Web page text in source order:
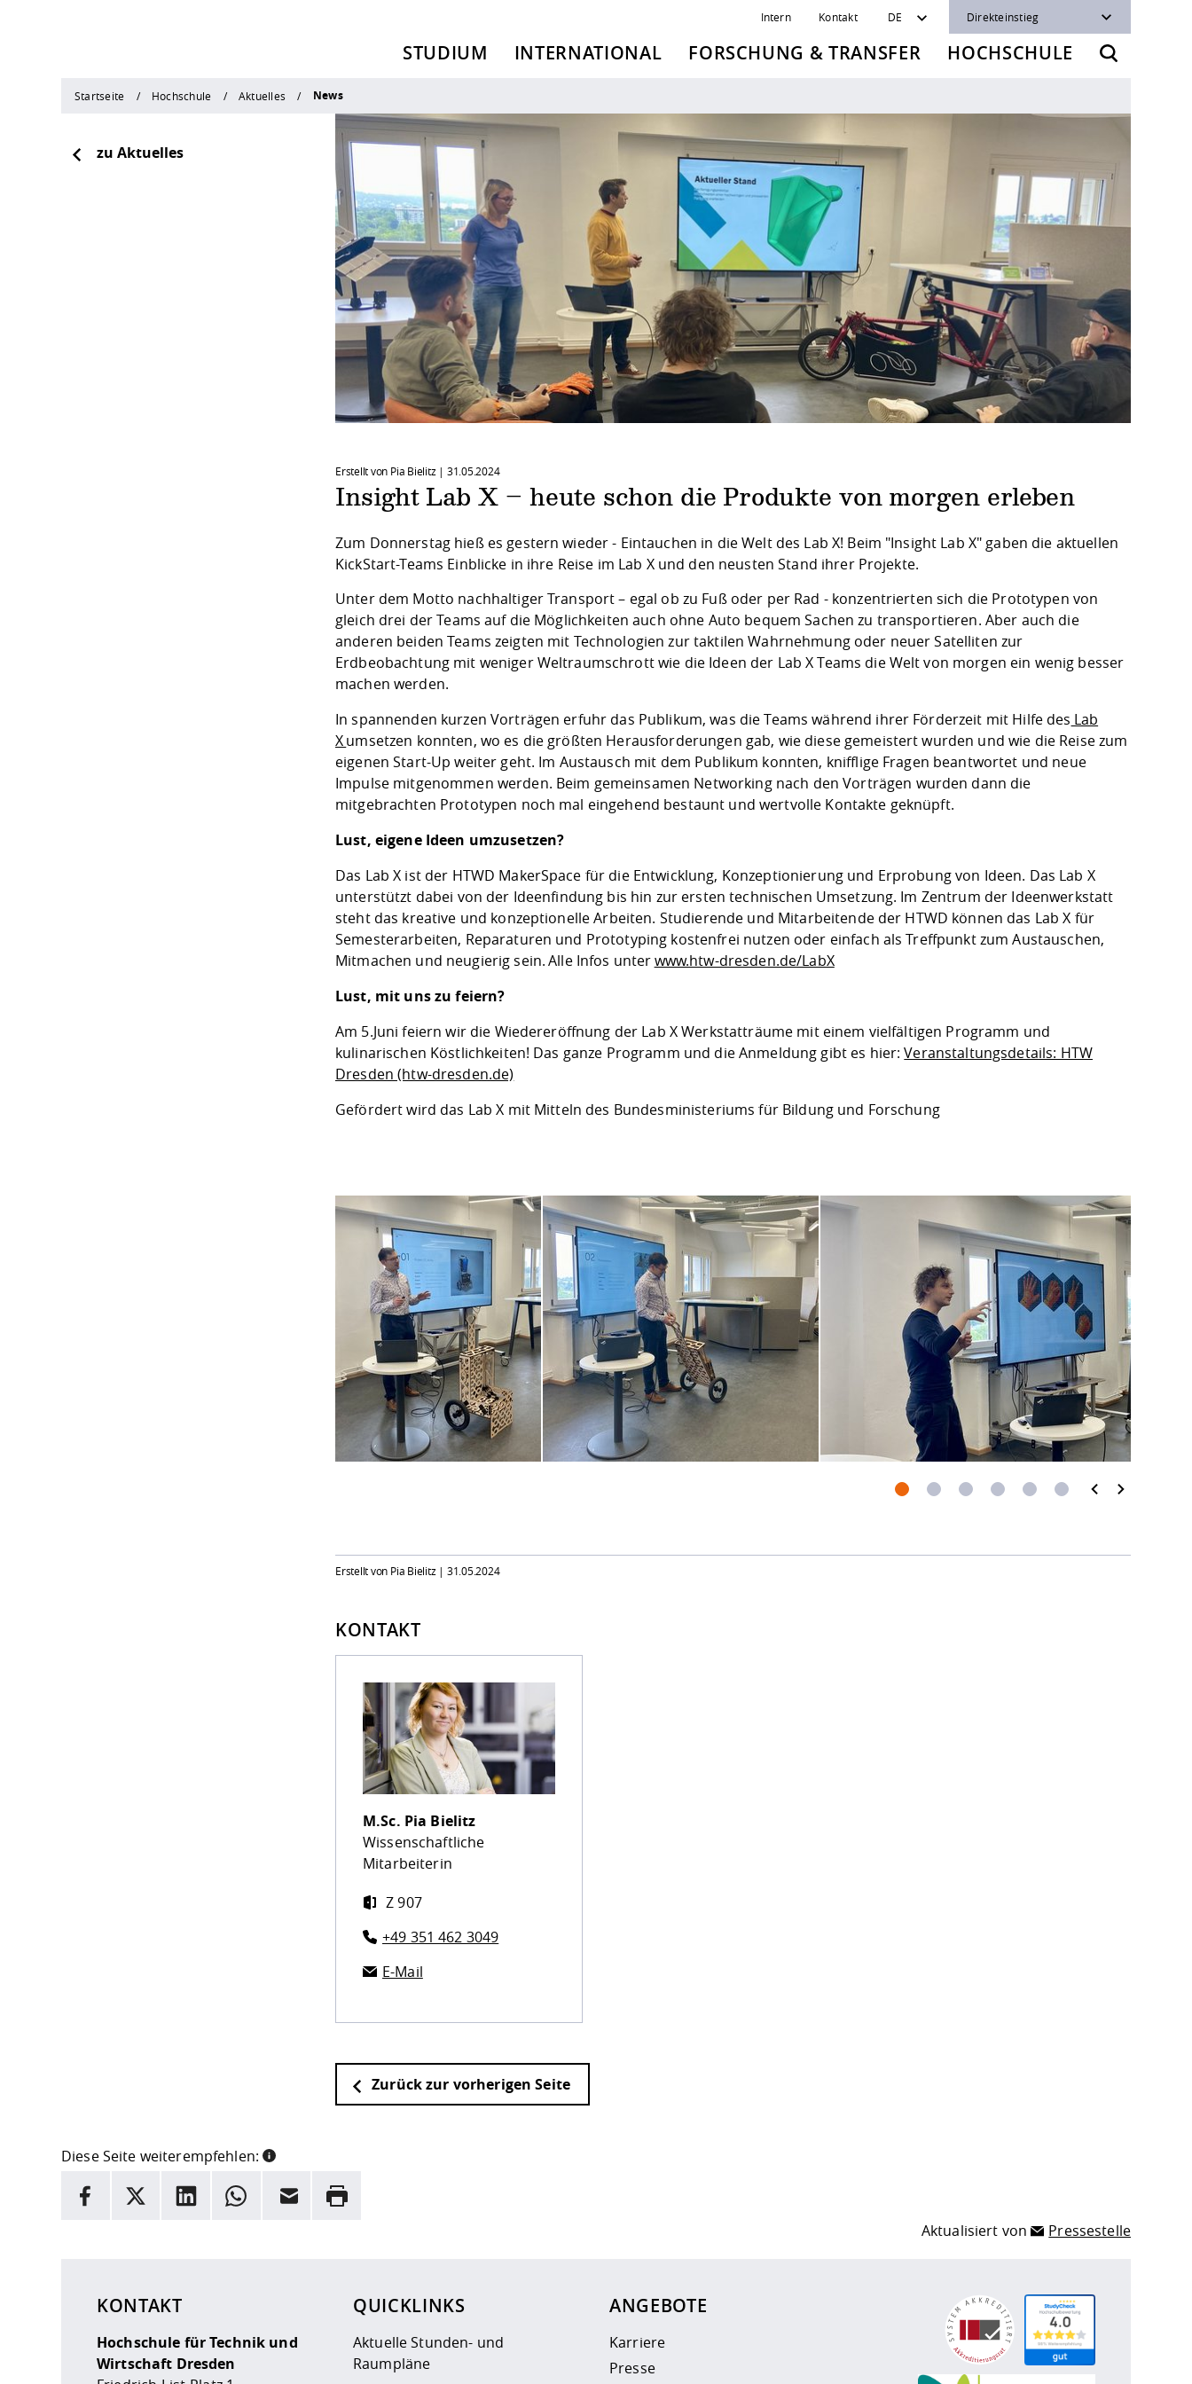
Intern Kontakt DE Direkteinstieg
STUDIUM INTERNATIONAL FORSCHUNG & TRANSFER HOCHSCHULE
Startseite Hochschule Aktuelles News
zu Aktuelles
Erstellt von Pia Bielitz | 31.05.2024
Insight Lab X – heute schon die Produkte von morgen erleben
Zum Donnerstag hieß es gestern wieder - Eintauchen in die Welt des Lab X! Beim "Insight Lab X" gaben die aktuellen
KickStart-Teams Einblicke in ihre Reise im Lab X und den neusten Stand ihrer Projekte.
Unter dem Motto nachhaltiger Transport – egal ob zu Fuß oder per Rad - konzentrierten sich die Prototypen von
gleich drei der Teams auf die Möglichkeiten auch ohne Auto bequem Sachen zu transportieren. Aber auch die
anderen beiden Teams zeigten mit Technologien zur taktilen Wahrnehmung oder neuer Satelliten zur
Erdbeobachtung mit weniger Weltraumschrott wie die Ideen der Lab X Teams die Welt von morgen ein wenig besser
machen werden.
In spannenden kurzen Vorträgen erfuhr das Publikum, was die Teams während ihrer Förderzeit mit Hilfe des Lab
Xumsetzen konnten, wo es die größten Herausforderungen gab, wie diese gemeistert wurden und wie die Reise zum
eigenen Start-Up weiter geht. Im Austausch mit dem Publikum konnten, knifflige Fragen beantwortet und neue
Impulse mitgenommen werden. Beim gemeinsamen Networking nach den Vorträgen wurden dann die
mitgebrachten Prototypen noch mal eingehend bestaunt und wertvolle Kontakte geknüpft.
Lust, eigene Ideen umzusetzen?
Das Lab X ist der HTWD MakerSpace für die Entwicklung, Konzeptionierung und Erprobung von Ideen. Das Lab X
unterstützt dabei von der Ideenfindung bis hin zur ersten technischen Umsetzung. Im Zentrum der Ideenwerkstatt
steht das kreative und konzeptionelle Arbeiten. Studierende und Mitarbeitende der HTWD können das Lab X für
Semesterarbeiten, Reparaturen und Prototyping kostenfrei nutzen oder einfach als Treffpunkt zum Austauschen,
Mitmachen und neugierig sein. Alle Infos unterwww.htw-dresden.de/LabX
Lust, mit uns zu feiern?
Am 5.Juni feiern wir die Wiedereröffnung der Lab X Werkstatträume mit einem vielfältigen Programm und
kulinarischen Köstlichkeiten! Das ganze Programm und die Anmeldung gibt es hier:Veranstaltungsdetails: HTW
Dresden (htw-dresden.de)
Gefördert wird das Lab X mit Mitteln des Bundesministeriums für Bildung und Forschung
Erstellt von Pia Bielitz | 31.05.2024
KONTAKT
M.Sc. Pia Bielitz
Wissenschaftliche
Mitarbeiterin
Z 907
+49 351 462 3049
E-Mail
Zurück zur vorherigen Seite
Diese Seite weiterempfehlen:
INFORMATION
Facebook
X LinkedInWhatsappE-Mail Drucken
Aktualisiert von Pressestelle
KONTAKT
Hochschule für Technik und
Wirtschaft Dresden
QUICKLINKS
Aktuelle Stunden- und
Raumpläne
ANGEBOTE
Karriere
Presse